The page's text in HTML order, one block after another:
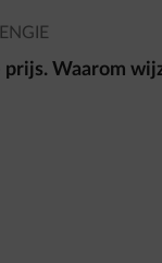
prijs. Waarom